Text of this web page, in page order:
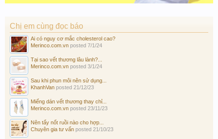
Chị em cùng đọc báo
Ai có nguy cơ mắc cholesterol cao?
Merinco.com.vn posted 7/1/24
Tại sao vết thương lâu lành?...
Merinco.com.vn posted 3/1/24
Sau khi phun môi nên sử dụng...
KhanhVan posted 21/12/23
Miếng dán vết thương thay chỉ...
Merinco.com.vn posted 23/11/23
Nên tẩy nốt ruồi nào cho hợp...
Chuyên gia tư vấn posted 21/10/23